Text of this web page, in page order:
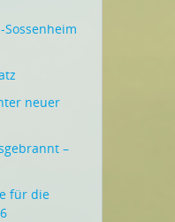
neuer
–
für die